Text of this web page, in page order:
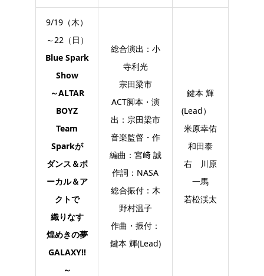
9/19（木）
～22（日）
Blue Spark
Show
～ALTAR
BOYZ
Team
Sparkが
ダンス＆ボ
ーカル＆ア
クトで
織りなす
煌めきの夢
GALAXY!!
～
総合演出：小
寺利光
宗田梁市
ACT脚本・演
出：宗田梁市
音楽監督・作
編曲：宮﨑 誠
作詞：NASA
総合振付：木
野村温子
作曲・振付：
鍵本 輝(Lead)
鍵本 輝
(Lead）
米原幸佑
和田泰
右 川原
一馬
若松渓太